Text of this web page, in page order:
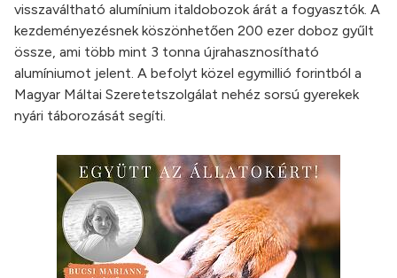
visszaváltható alumínium italdobozok árát a fogyasztók. A
kezdeményezésnek köszönhetően 200 ezer doboz gyűlt
össze, ami több mint 3 tonna újrahasznosítható
alumíniumot jelent. A befolyt közel egymillió forintból a
Magyar Máltai Szeretetszolgálat nehéz sorsú gyerekek
nyári táborozását segíti.